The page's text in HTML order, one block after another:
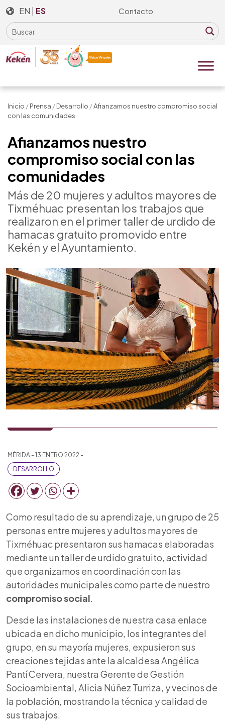
Skip
to
the
content
EN ES Contacto
Inicio /Prensa /Desarrollo /Afianzamos nuestro compromiso social
con las comunidades
Afianzamos nuestro
compromiso social con las
comunidades
Más de 20 mujeres y adultos mayores de
Tixméhuac presentan los trabajos que
realizaron en el primer taller de urdido de
hamacas gratuito promovido entre
Kekén y el Ayuntamiento.
MÉRIDA - 13 ENERO 2022 -
DESARROLLO
Como resultado de su aprendizaje, un grupo de 25
personas entre mujeres y adultos mayores de
Tixméhuac presentaron sus hamacas elaboradas
mediante un taller de urdido gratuito, actividad
que organizamos en coordinación con las
autoridades municipales como parte de nuestro
compromiso social.
Desde las instalaciones de nuestra casa enlace
ubicada en dicho municipio, los integrantes del
grupo, en su mayoría mujeres, expusieron sus
creaciones tejidas ante la alcaldesa Angélica
Pantí Cervera, nuestra Gerente de Gestión
Socioambiental, Alicia Núñez Turriza, y vecinos de
la población, mostrando la técnica y calidad de
sus trabajos.